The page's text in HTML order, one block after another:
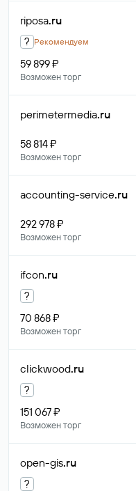
riposa.ru
? Рекомендуем
59 899 ₽
Возможен торг
perimetermedia.ru
58 814 ₽
Возможен торг
accounting-service.ru
292 978 ₽
Возможен торг
ifcon.ru
?
70 868 ₽
Возможен торг
clickwood.ru
?
151 067 ₽
Возможен торг
open-gis.ru
?